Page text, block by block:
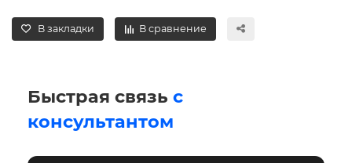
В закладки В сравнение
Быстрая связь с
консультантом